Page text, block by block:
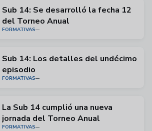
Sub 14: Se desarrolló la fecha 12
del Torneo Anual
FORMATIVAS
Sub 14: Los detalles del undécimo
episodio
FORMATIVAS
La Sub 14 cumplió una nueva
jornada del Torneo Anual
FORMATIVAS